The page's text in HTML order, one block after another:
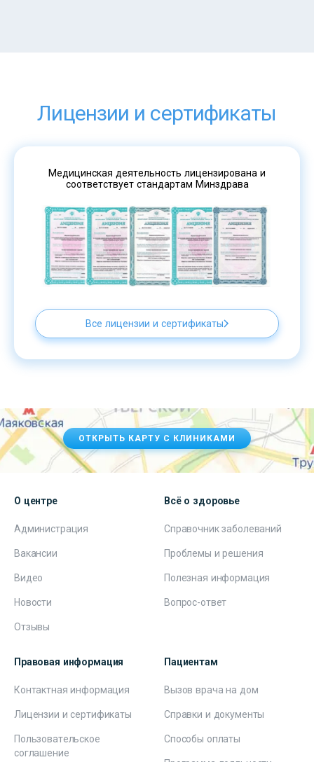
Лицензии и сертификаты
Медицинская деятельность лицензирована и
соответствует стандартам Минздрава
Все лицензии и сертификаты
ОТКРЫТЬ КАРТУ С КЛИНИКАМИ
О центре
Администрация
Вакансии
Видео
Новости
Отзывы
Всё о здоровье
Справочник заболеваний
Проблемы и решения
Полезная информация
Вопрос-ответ
Правовая информация
Контактная информация
Лицензии и сертификаты
Пользовательское
соглашение
Пациентам
Вызов врача на дом
Справки и документы
Способы оплаты